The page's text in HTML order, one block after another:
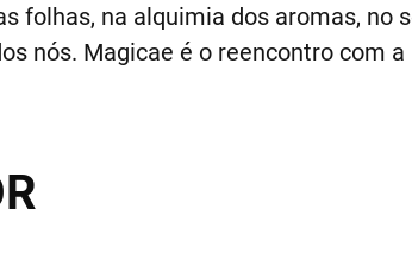
folhas, na alquimia dos aromas, no
nós. Magicae é o reencontro com